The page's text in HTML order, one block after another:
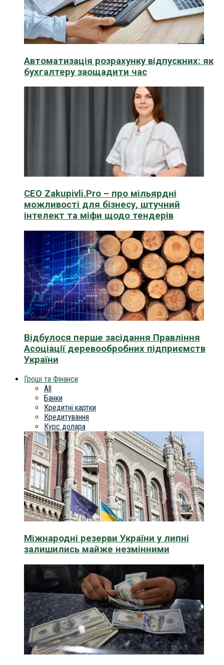
Автоматизація розрахунку відпускних: як
бухгалтеру заощадити час
CEO Zakupivli.Pro – про мільярдні
можливості для бізнесу, штучний
інтелект та міфи щодо тендерів
Відбулося перше засідання Правління
Асоціації деревообробних підприємств
України
Гроші та Фінанси
All
Банки
Кредитні картки
Кредитування
Курс долара
Міжнародні резерви України у липні
залишились майже незмінними